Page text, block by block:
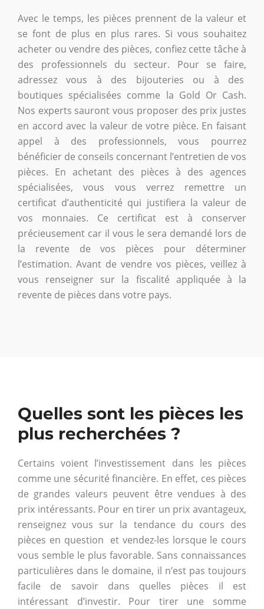
Avec le temps, les pièces prennent de la valeur et
se font de plus en plus rares. Si vous souhaitez
acheter ou vendre des pièces, confiez cette tâche à
des professionnels du secteur. Pour se faire,
adressez vous à des bijouteries ou à des
boutiques spécialisées comme la Gold Or Cash.
Nos experts sauront vous proposer des prix justes
en accord avec la valeur de votre pièce. En faisant
appel à des professionnels, vous pourrez
bénéficier de conseils concernant l’entretien de vos
pièces. En achetant des pièces à des agences
spécialisées, vous vous verrez remettre un
certificat d’authenticité qui justifiera la valeur de
vos monnaies. Ce certificat est à conserver
précieusement car il vous le sera demandé lors de
la revente de vos pièces pour déterminer
l’estimation. Avant de vendre vos pièces, veillez à
vous renseigner sur la fiscalité appliquée à la
revente de pièces dans votre pays.
Quelles sont les pièces les
plus recherchées ?
Certains voient l’investissement dans les pièces
comme une sécurité financière. En effet, ces pièces
de grandes valeurs peuvent être vendues à des
prix intéressants. Pour en tirer un prix avantageux,
renseignez vous sur la tendance du cours des
pièces en question et vendez-les lorsque le cours
vous semble le plus favorable. Sans connaissances
particulières dans le domaine, il n’est pas toujours
facile de savoir dans quelles pièces il est
intéressant d’investir. Pour tirer une somme